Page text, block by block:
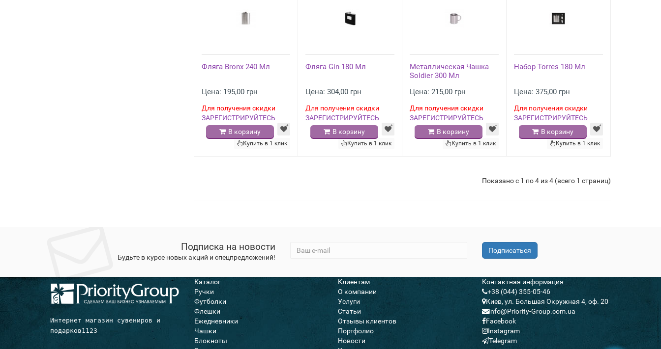
Фляга Bronx 240 Мл
Цена: 195,00 грн
Для получения скидки
ЗАРЕГИСТРИРУЙТЕСЬ
В корзину
Купить в 1 клик
Фляга Gin 180 Мл
Цена: 304,00 грн
Для получения скидки
ЗАРЕГИСТРИРУЙТЕСЬ
В корзину
Купить в 1 клик
Металлическая Чашка
Soldier 300 Мл
Цена: 215,00 грн
Для получения скидки
ЗАРЕГИСТРИРУЙТЕСЬ
В корзину
Купить в 1 клик
Набор Torres 180 Мл
Цена: 375,00 грн
Для получения скидки
ЗАРЕГИСТРИРУЙТЕСЬ
В корзину
Купить в 1 клик
Показано с 1 по 4 из 4 (всего 1 страниц)
Подписка на новости
Будьте в курсе новых акций и спецпредложений!
Подписаться
Интернет магазин сувениров и
подарков1123
Каталог
Ручки
Футболки
Флешки
Ежедневники
Чашки
Блокноты
Клиентам
О компании
Услуги
Статьи
Отзывы клиентов
Портфолио
Новости
Контактная информация
+38 (044) 355-05-46
Киев, ул. Большая Окружная 4, оф. 20
info@Priority-Group.com.ua
Facebook
Instagram
Telegram